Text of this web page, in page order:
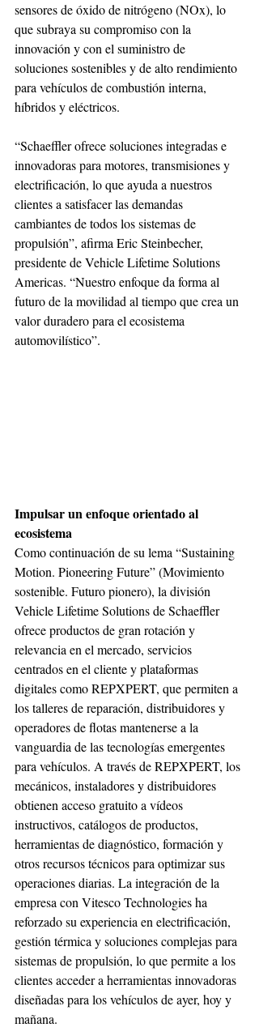
sensores de óxido de nitrógeno (NOx), lo
que subraya su compromiso con la
innovación y con el suministro de
soluciones sostenibles y de alto rendimiento
para vehículos de combustión interna,
híbridos y eléctricos.
“Schaeffler ofrece soluciones integradas e
innovadoras para motores, transmisiones y
electrificación, lo que ayuda a nuestros
clientes a satisfacer las demandas
cambiantes de todos los sistemas de
propulsión”, afirma Eric Steinbecher,
presidente de Vehicle Lifetime Solutions
Americas. “Nuestro enfoque da forma al
futuro de la movilidad al tiempo que crea un
valor duradero para el ecosistema
automovilístico”.
Impulsar un enfoque orientado al
ecosistema
Como continuación de su lema “Sustaining
Motion. Pioneering Future” (Movimiento
sostenible. Futuro pionero), la división
Vehicle Lifetime Solutions de Schaeffler
ofrece productos de gran rotación y
relevancia en el mercado, servicios
centrados en el cliente y plataformas
digitales como REPXPERT, que permiten a
los talleres de reparación, distribuidores y
operadores de flotas mantenerse a la
vanguardia de las tecnologías emergentes
para vehículos. A través de REPXPERT, los
mecánicos, instaladores y distribuidores
obtienen acceso gratuito a vídeos
instructivos, catálogos de productos,
herramientas de diagnóstico, formación y
otros recursos técnicos para optimizar sus
operaciones diarias. La integración de la
empresa con Vitesco Technologies ha
reforzado su experiencia en electrificación,
gestión térmica y soluciones complejas para
sistemas de propulsión, lo que permite a los
clientes acceder a herramientas innovadoras
diseñadas para los vehículos de ayer, hoy y
mañana.